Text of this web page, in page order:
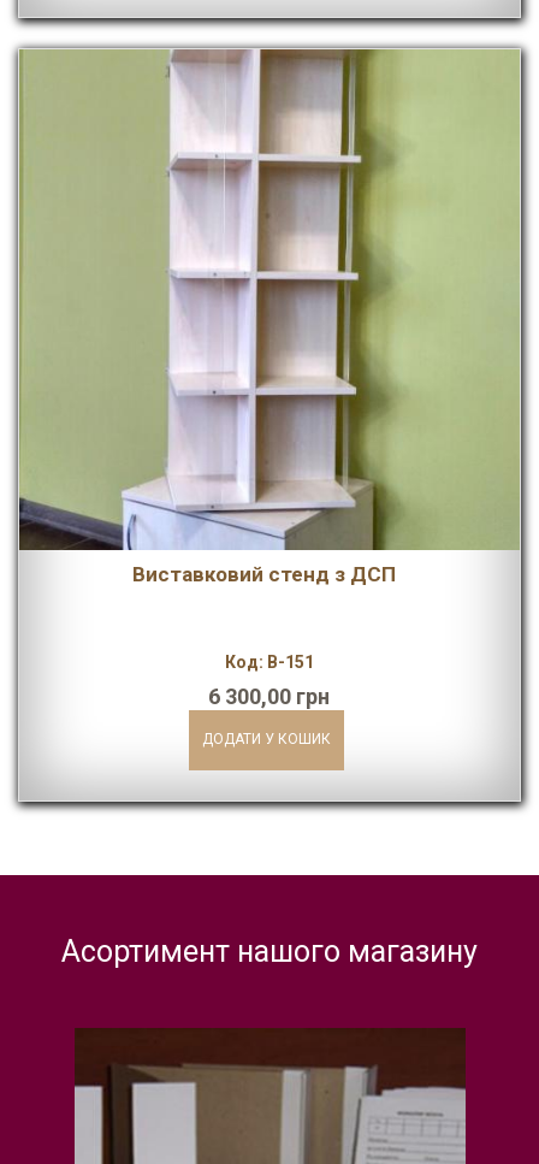
Виставковий стенд з ДСП
Код: В-151
6 300,00 грн
Асортимент нашого магазину